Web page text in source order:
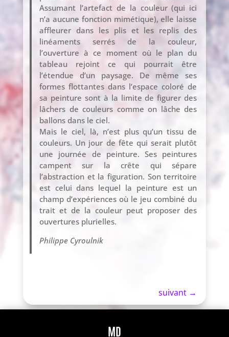
Assumant l’artefact de la couleur (qui ici
n’a aucune fonction mimétique), elle laisse
affleurer dans les plis et les replis des
linéaments serrés de la couleur,
l’ouverture à ce moment où le plan du
tableau rejoint ce qui pourrait être
l’étendue d’un paysage. De même ses
formes flottantes dans l’espace coloré de
sa peinture sont à la limite de figurer des
lâchers de couleurs comme on lâche des
ballons dans le ciel.
Mais le ciel, là, n’est plus qu’un tissu de
couleurs. Un jour de fête qui serait plutôt
une journée de peinture. Ses peintures
campent sur la crête qui sépare
l’abstraction et la figuration. Son territoire
est celui dans lequel la peinture est un
champ d’expériences où le jeu combiné du
trait et de la couleur peut proposer des
ouvertures plurielles.
Philippe Cyroulnik
suivant →
MD